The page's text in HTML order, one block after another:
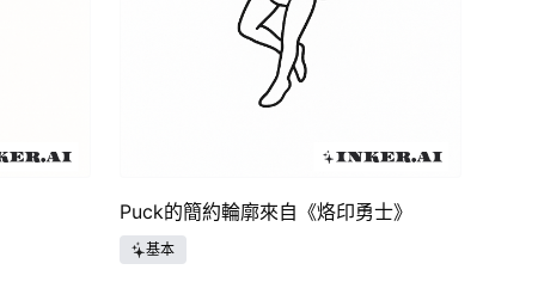
Puck的簡約輪廓來自《烙印勇士》
基本